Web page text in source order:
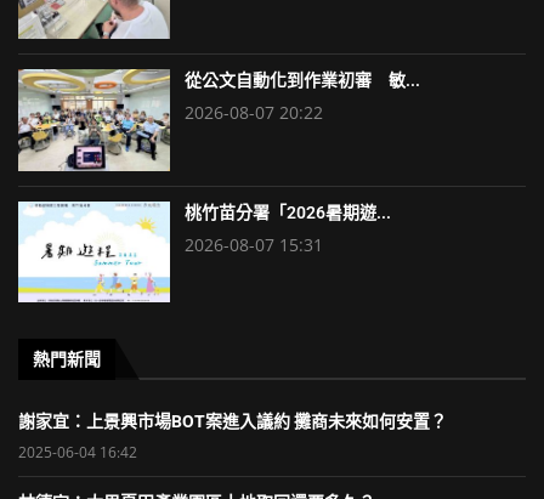
從公文自動化到作業初審 敏...
2026-08-07 20:22
桃竹苗分署「2026暑期遊...
2026-08-07 15:31
熱門新聞
謝家宜：上景興市場BOT案進入議約 攤商未來如何安置？
2025-06-04 16:42